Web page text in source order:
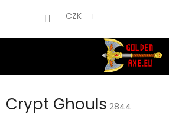
CZK
Crypt Ghouls 2844